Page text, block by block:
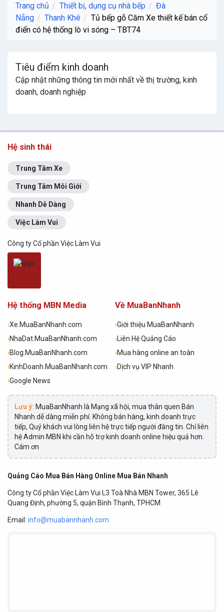
Trang chủ Thiết bị, dụng cụ nhà bếp
Đà
Nẵng
Thanh Khê
Tủ bếp gỗ Căm Xe thiết kế bán cổ
điển có hệ thống lò vi sóng – TBT74
Tiêu điểm kinh doanh
Cập nhật những thông tin mới nhất về thị trường, kinh
doanh, doanh nghiệp
Hệ sinh thái
Trung Tâm Xe
Trung Tâm Môi Giới
Nhanh Dễ Dàng
Việc Làm Vui
Công ty Cổ phần Việc Làm Vui
Hệ thống MBN Media
›Xe.MuaBanNhanh.com
›NhaDat.MuaBanNhanh.com
›Blog.MuaBanNhanh.com
›KinhDoanh.MuaBanNhanh.com
›Google News
Về MuaBanNhanh
›Giới thiệu MuaBanNhanh
›Liên Hệ Quảng Cáo
›Mua hàng online an toàn
›Dịch vụ VIP Nhanh
Lưu ý: MuaBanNhanh là Mạng xã hội, mua thân quen Bán
Nhanh dễ dàng miễn phí. Không bán hàng, kinh doanh trực
tiếp, Quý khách vui lòng liên hệ trực tiếp người đăng tin. Chỉ liên
hệ Admin MBN khi cần hỗ trợ kinh doanh online hiệu quả hơn.
Cám ơn
Quảng Cáo Mua Bán Hàng Online Mua Bán Nhanh
Công ty Cổ phần Việc Làm Vui L3 Toà Nhà MBN Tower, 365 Lê
Quang Định, phường 5, quận Bình Thạnh, TPHCM
Email: info@muabannhanh.com